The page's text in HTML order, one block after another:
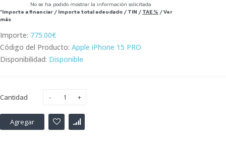
No se ha podido mostrar la información solicitada
*Importe a financiar / Importe total adeudado / TIN / TAE % /Ver
más
Importe: 775.00€
Código del Producto: Apple iPhone 15 PRO
Disponibilidad: Disponible
Cantidad
Agregar